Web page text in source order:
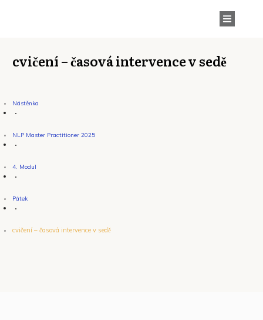
cvičení – časová intervence v sedě
Nástěnka
NLP Master Practitioner 2025
4. Modul
Pátek
cvičení – časová intervence v sedě